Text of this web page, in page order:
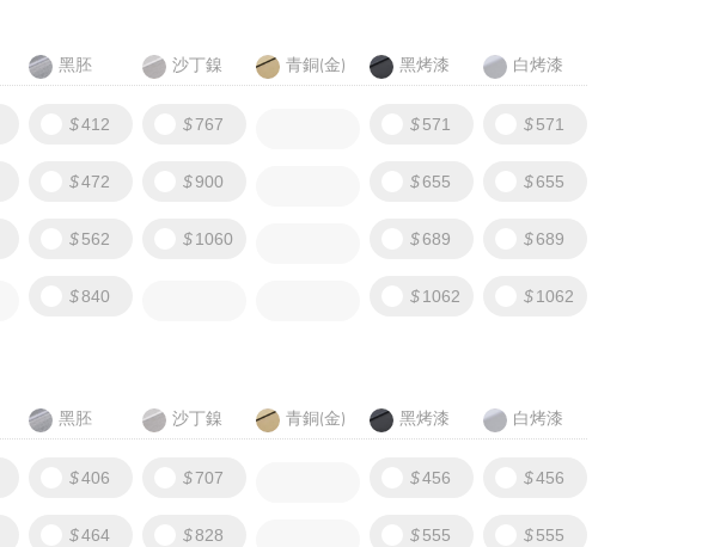
黑胚 沙丁鎳 青銅(金) 黑烤漆 白烤漆
412 767 571 571
472 900 655 655
562 1060 689 689
840 1062 1062
黑胚 沙丁鎳 青銅(金) 黑烤漆 白烤漆
406 707 456 456
464 828 555 555